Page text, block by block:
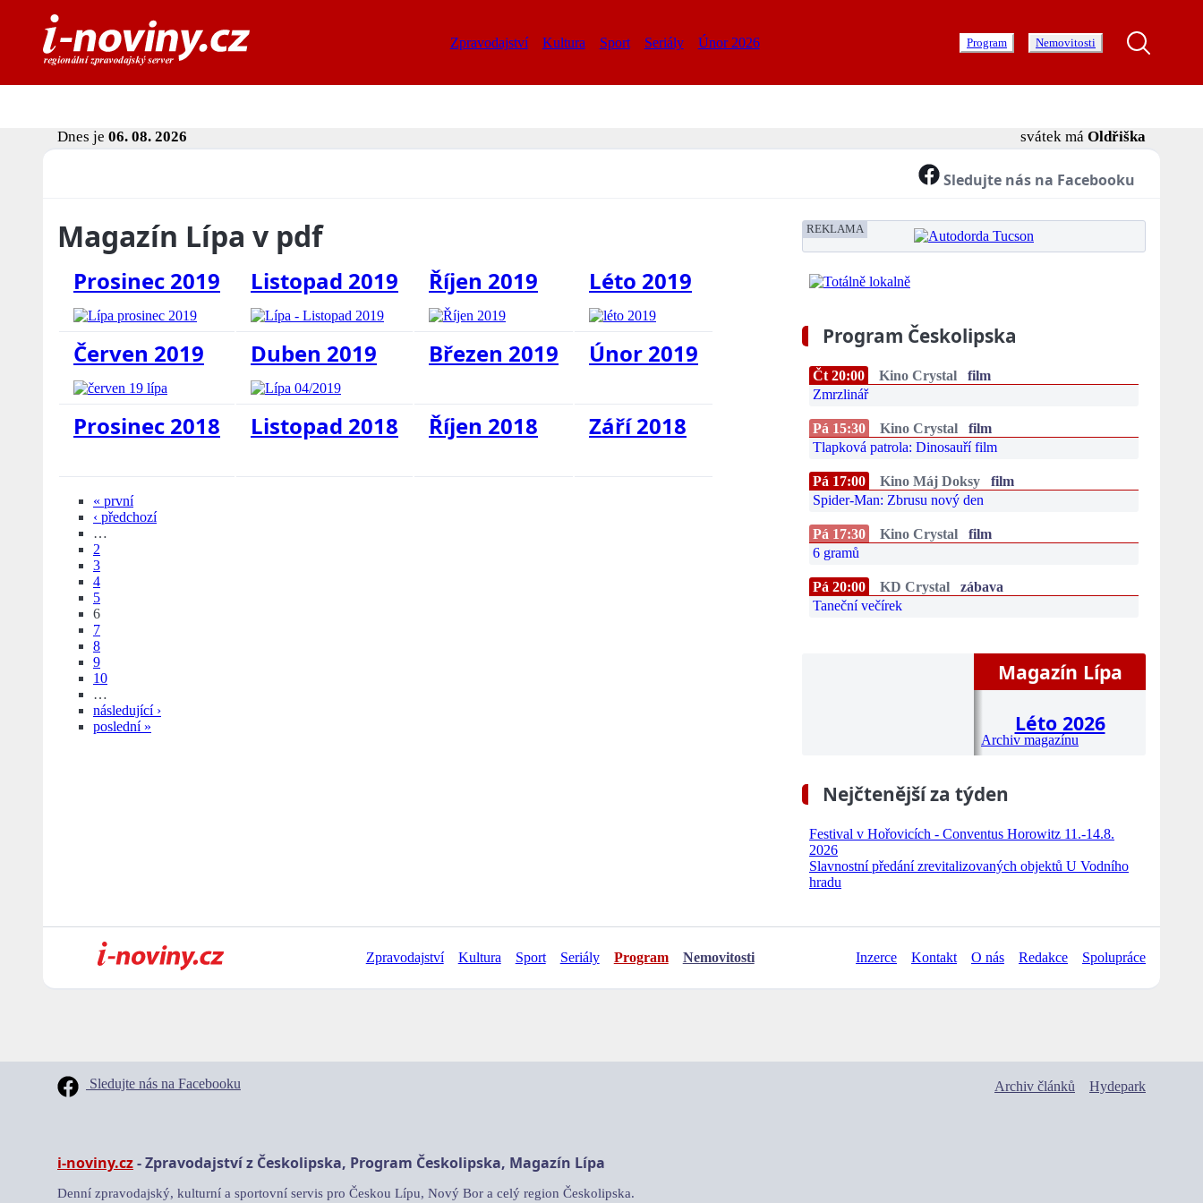
Zpravodajství Kultura Sport Seriály Únor 2026 Program Nemovitosti
Dnes je 06. 08. 2026 svátek má Oldřiška
Sledujte nás na Facebooku
Magazín Lípa v pdf
Prosinec 2019 Listopad 2019 Říjen 2019 Léto 2019
Červen 2019 Duben 2019 Březen 2019 Únor 2019
Prosinec 2018 Listopad 2018 Říjen 2018 Září 2018
« první
‹ předchozí
…
2
3
4
5
6
7
8
9
10
…
následující ›
poslední »
REKLAMA
Program Českolipska
Čt 20:00 Kino Crystal
film
Zmrzlinář
Pá 15:30 Kino Crystal
film
Tlapková patrola: Dinosauří film
Pá 17:00 Kino Máj Doksy
film
Spider-Man: Zbrusu nový den
Pá 17:30 Kino Crystal
film
6 gramů
Pá 20:00 KD Crystal
zábava
Taneční večírek
Magazín Lípa
Léto 2026
Archiv magazínu
Nejčtenější za týden
Festival v Hořovicích - Conventus Horowitz 11.-14.8.
2026
Slavnostní předání zrevitalizovaných objektů U Vodního
hradu
Zpravodajství Kultura Sport Seriály Program Nemovitosti Inzerce Kontakt O nás Redakce Spolupráce
Sledujte nás na Facebooku Archiv článků Hydepark
i-noviny.cz- Zpravodajství z Českolipska, Program Českolipska, Magazín Lípa
Denní zpravodajský, kulturní a sportovní servis pro Českou Lípu, Nový Bor a celý region Českolipska.